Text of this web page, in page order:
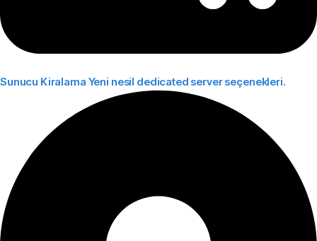
Sunucu Kiralama Yeni nesil dedicated server seçenekleri.